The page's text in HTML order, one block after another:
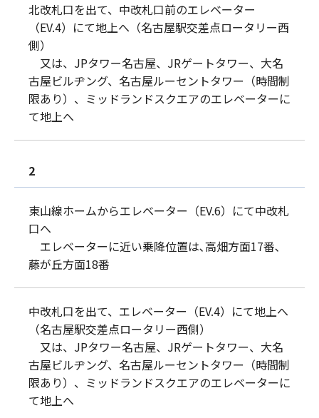
北改札口を出て、中改札口前のエレベーター
（EV.4）にて地上へ（名古屋駅交差点ロータリー西
側）
又は、JPタワー名古屋、JRゲートタワー、大名
古屋ビルヂング、名古屋ルーセントタワー（時間制
限あり）、ミッドランドスクエアのエレベーターに
て地上へ
2
東山線ホームからエレベーター（EV.6）にて中改札
口へ
エレベーターに近い乗降位置は､高畑方面17番､
藤が丘方面18番
中改札口を出て、エレベーター（EV.4）にて地上へ
（名古屋駅交差点ロータリー西側）
又は、JPタワー名古屋、JRゲートタワー、大名
古屋ビルヂング、名古屋ルーセントタワー（時間制
限あり）、ミッドランドスクエアのエレベーターに
て地上へ